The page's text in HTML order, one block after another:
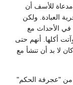
للأسف أن
العبادة. ولكن
في الأحداث مع
أكلها. أنهم حتى
لا بد أن تنشأ مع
من "عجرفة الحكم"